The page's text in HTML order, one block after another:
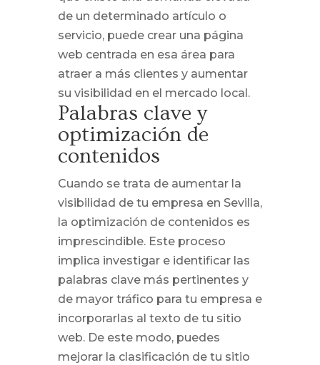
de un determinado artículo o
servicio, puede crear una página
web centrada en esa área para
atraer a más clientes y aumentar
su visibilidad en el mercado local.
Palabras clave y
optimización de
contenidos
Cuando se trata de aumentar la
visibilidad de tu empresa en Sevilla,
la optimización de contenidos es
imprescindible. Este proceso
implica investigar e identificar las
palabras clave más pertinentes y
de mayor tráfico para tu empresa e
incorporarlas al texto de tu sitio
web. De este modo, puedes
mejorar la clasificación de tu sitio